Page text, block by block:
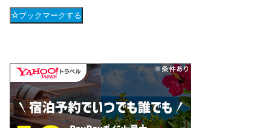
ブックマークする